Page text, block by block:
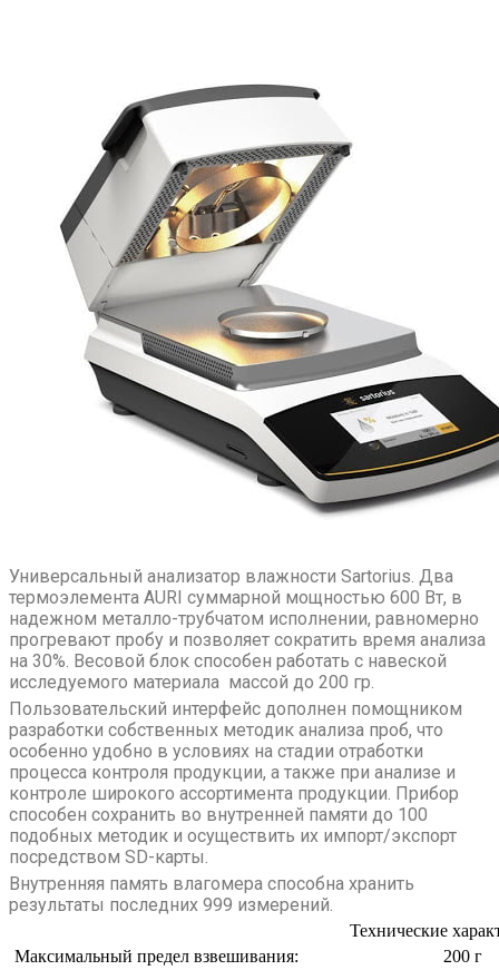
Универсальный анализатор влажности Sartorius. Два
термоэлемента AURI суммарной мощностью 600 Вт, в
надежном металло-трубчатом исполнении, равномерно
прогревают пробу и позволяет сократить время анализа
на 30%. Весовой блок способен работать с навеской
исследуемого материала массой до 200 гр.
Пользовательский интерфейс дополнен помощником
разработки собственных методик анализа проб, что
особенно удобно в условиях на стадии отработки
процесса контроля продукции, а также при анализе и
контроле широкого ассортимента продукции. Прибор
способен сохранить во внутренней памяти до 100
подобных методик и осуществить их импорт/экспорт
посредством SD-карты.
Внутренняя память влагомера способна хранить
результаты последних 999 измерений.
Технические
Максимальный предел взвешивания:
200 г